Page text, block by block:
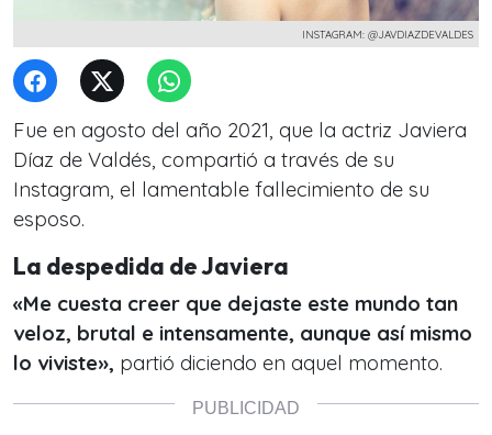
INSTAGRAM: @JAVDIAZDEVALDES
Fue en agosto del año 2021, que la actriz Javiera
Díaz de Valdés, compartió a través de su
Instagram, el lamentable fallecimiento de su
esposo.
La despedida de Javiera
«Me cuesta creer que dejaste este mundo tan
veloz, brutal e intensamente, aunque así mismo
lo viviste», partió diciendo en aquel momento.